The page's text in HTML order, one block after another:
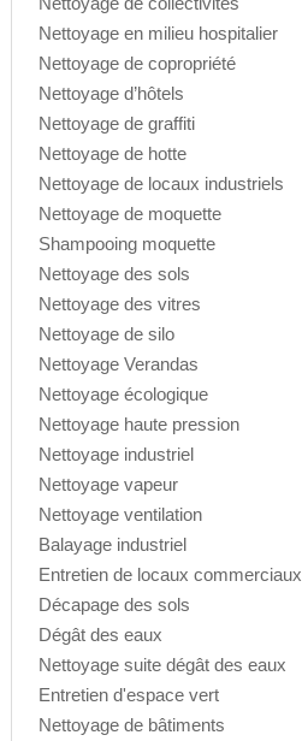
Nettoyage en milieu hospitalier
Nettoyage de copropriété
Nettoyage d’hôtels
Nettoyage de graffiti
Nettoyage de hotte
Nettoyage de locaux industriels
Nettoyage de moquette
Shampooing moquette
Nettoyage des sols
Nettoyage des vitres
Nettoyage de silo
Nettoyage Verandas
Nettoyage écologique
Nettoyage haute pression
Nettoyage industriel
Nettoyage vapeur
Nettoyage ventilation
Balayage industriel
Entretien de locaux commerciaux
Décapage des sols
Dégât des eaux
Nettoyage suite dégât des eaux
Entretien d'espace vert
Nettoyage de bâtiments